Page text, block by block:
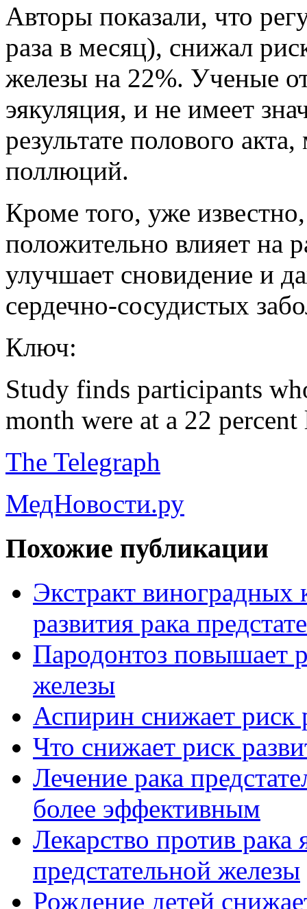
Авторы показали, что
раза в месяц), снижал
железы на 22%. Ученые
эякуляция, и не имеет
результате полового
поллюций.
Кроме того, уже
положительно влияет на
улучшает сновидение и
сердечно-сосудистых
Ключ:
Study finds participants
month were at a 22
The Telegraph
МедНовости.ру
Похожие публикации
Экстракт виноградных
развития рака
Пародонтоз повышает
железы
Аспирин снижает риск
Что снижает риск
Лечение рака
более эффективным
Лекарство против рака
предстательной железы
Рождение детей